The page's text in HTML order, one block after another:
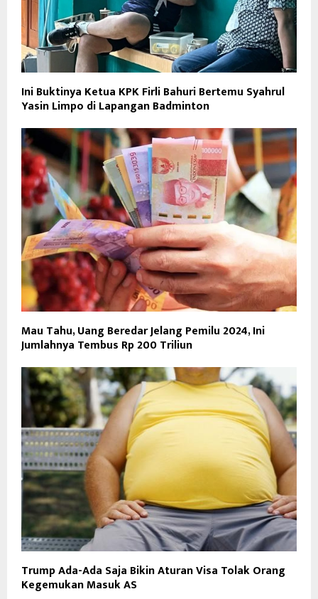
Ini Buktinya Ketua KPK Firli Bahuri Bertemu Syahrul
Yasin Limpo di Lapangan Badminton
Mau Tahu, Uang Beredar Jelang Pemilu 2024, Ini
Jumlahnya Tembus Rp 200 Triliun
Trump Ada-Ada Saja Bikin Aturan Visa Tolak Orang
Kegemukan Masuk AS